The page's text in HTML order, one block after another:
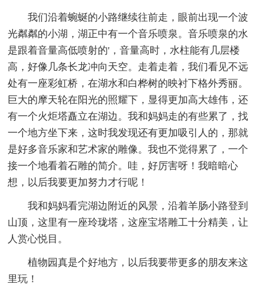
我们沿着蜿蜒的小路继续往前走，眼前出现一个波
光粼粼的小湖，湖正中有一个音乐喷泉。音乐喷泉的水
是跟着音量高低喷射的'，音量高时，水柱能有几层楼
高，好像几条长龙冲向天空。走着走着，我们看见不远
处有一座彩虹桥，在湖水和白桦树的映衬下格外秀丽。
巨大的摩天轮在阳光的照耀下，显得更加高大雄伟，还
有一个火炬塔矗立在湖边。我和妈妈走的有些累了，找
一个地方坐下来，这时我发现还有更加吸引人的，那就
是好多音乐家和艺术家的雕像。我也不觉得累了，一个
接一个地看着石雕的简介。哇，好厉害呀！我暗暗心
想，以后我要更加努力才行呢！
我和妈妈看完湖边附近的风景，沿着羊肠小路登到
山顶，这里有一座玲珑塔，这座宝塔雕工十分精美，让
人赏心悦目。
植物园真是个好地方，以后我要带更多的朋友来这
里玩！